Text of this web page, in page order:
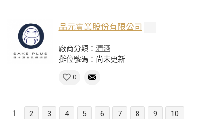
品元實業股份有限公司
廠商分類： 清酒
攤位號碼：尚未更新
0
1 2 3 4 5 6 7 8 9
10